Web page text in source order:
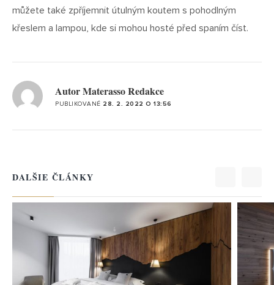
můžete také zpříjemnit útulným koutem s pohodlným
křeslem a lampou, kde si mohou hosté před spaním číst.
Autor Materasso Redakce
PUBLIKOVANÉ 28. 2. 2022 O 13:56
DALŠIE ČLÁNKY